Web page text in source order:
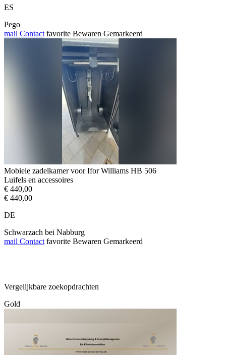
ES
Pego
mail Contact favorite Bewaren Gemarkeerd
Mobiele zadelkamer voor Ifor Williams HB 506
Luifels en accessoires
€ 440,00
€ 440,00
DE
Schwarzach bei Nabburg
mail Contact favorite Bewaren Gemarkeerd
Vergelijkbare zoekopdrachten
Gold